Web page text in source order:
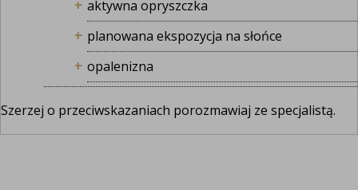
aktywna opryszczka
planowana ekspozycja na słońce
opalenizna
Szerzej o przeciwskazaniach porozmawiaj ze specjalistą.